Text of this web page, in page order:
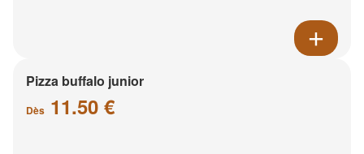
Pizza buffalo junior
Dès 11.50 €